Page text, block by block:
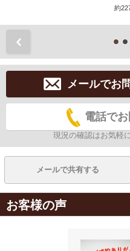
約
メールでお
電話で
現況の確認はお気軽
メールで共有する
お客様の声